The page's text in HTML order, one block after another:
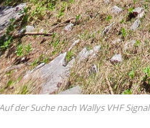
der Suche nach Wallys VHF Signal